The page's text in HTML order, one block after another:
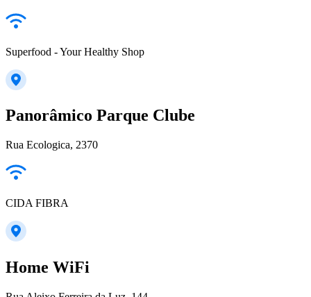
Superfood - Your Healthy Shop
Panorâmico Parque Clube
Rua Ecologica, 2370
CIDA FIBRA
Home WiFi